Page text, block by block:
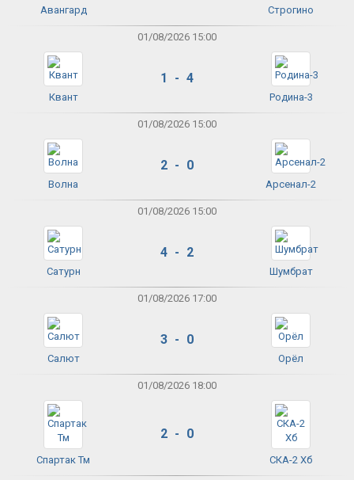
Авангард Строгино
01/08/2026 15:00
Квант
1 - 4
Родина-3
01/08/2026 15:00
Волна
2 - 0
Арсенал-2
01/08/2026 15:00
Сатурн
4 - 2
Шумбрат
01/08/2026 17:00
Салют
3 - 0
Орёл
01/08/2026 18:00
Спартак Тм
2 - 0
СКА-2 Хб